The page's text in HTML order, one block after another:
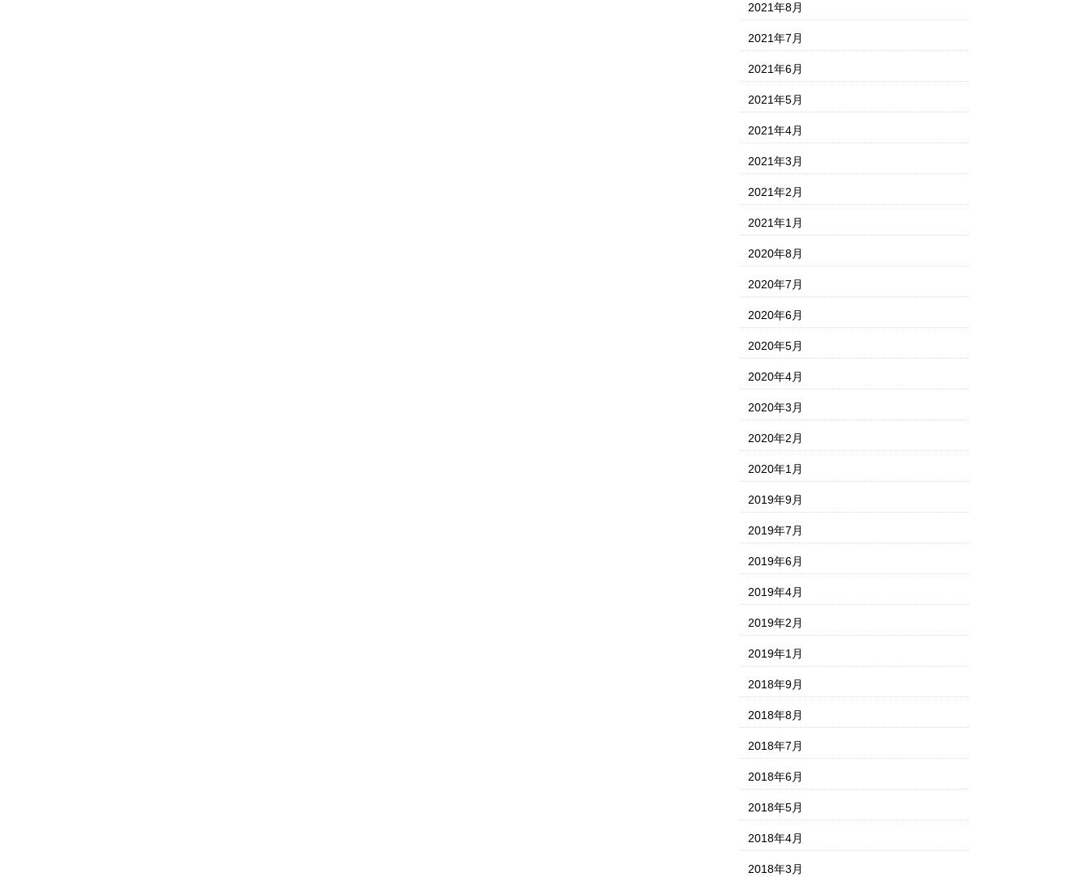
2021年8月
2021年7月
2021年6月
2021年5月
2021年4月
2021年3月
2021年2月
2021年1月
2020年8月
2020年7月
2020年6月
2020年5月
2020年4月
2020年3月
2020年2月
2020年1月
2019年9月
2019年7月
2019年6月
2019年4月
2019年2月
2019年1月
2018年9月
2018年8月
2018年7月
2018年6月
2018年5月
2018年4月
2018年3月